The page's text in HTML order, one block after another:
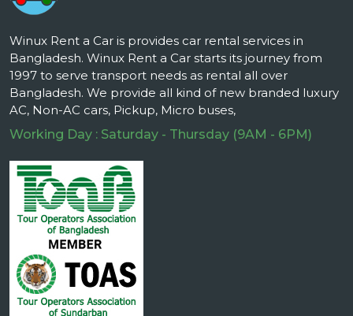
Winux Rent a Car is provides car rental services in
Bangladesh. Winux Rent a Car starts its journey from
1997 to serve transport needs as rental all over
Bangladesh. We provide all kind of new branded luxury
AC, Non-AC cars, Pickup, Micro buses,
Working Day : Saturday - Thursday (9AM - 6PM)